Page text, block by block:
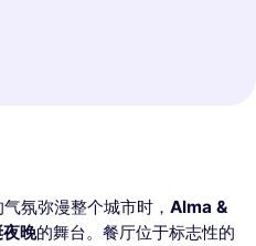
氛弥漫整个城市时， Alma &
晚的舞台。餐厅位于标志性的